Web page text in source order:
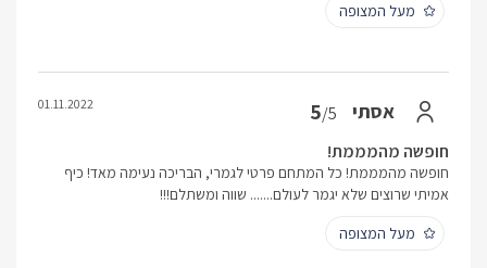
מעל המצופה
אסתי 5/5
01.11.2022
חופשה מהמממת!
חופשה מהמממת! כל המתחם פרטי לגמרי, הבריכה נעימה מאד! כיף
אמיתי שרוצים שלא יגמר לעולם....... שווה ומשתלם!!!
מעל המצופה